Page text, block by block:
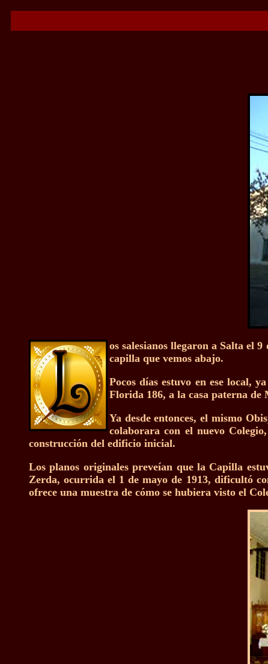
os salesianos llegaron a Salta el
capilla que vemos abajo.
Pocos días estuvo en ese local,
Florida 186, a la casa paterna de
Ya desde entonces, el mismo
colaborara con el nuevo
construcción del edificio inicial.
Los planos originales preveían que la Capilla
Zerda, ocurrida el 1 de mayo de 1913, dificultó
ofrece una muestra de cómo se hubiera visto el